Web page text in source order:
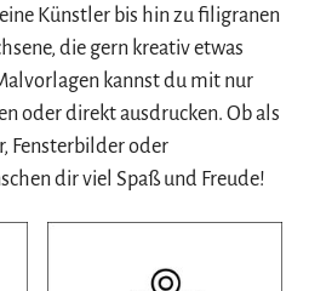
Künstler bis hin zu filigranen
die gern kreativ etwas
kannst du mit nur
oder direkt ausdrucken. Ob als
Fensterbilder oder
dir viel Spaß und Freude!